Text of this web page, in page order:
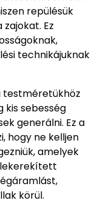
repülésük
Ez
technikájuknak
testméretükhöz
kis sebesség
generálni. Ez a
hogy ne kelljen
amelyek
lekerekített
körül.